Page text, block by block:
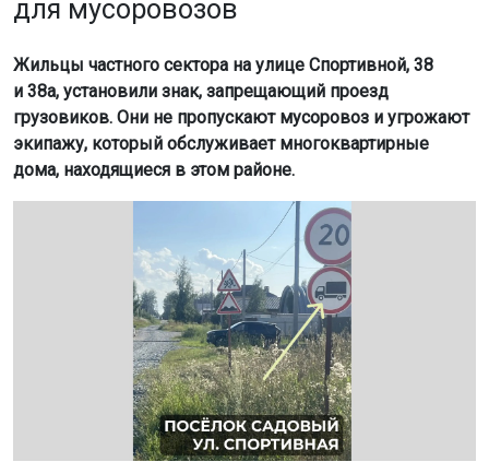
для мусоровозов
Жильцы частного сектора на улице Спортивной, 38
и 38а, установили знак, запрещающий проезд
грузовиков. Они не пропускают мусоровоз и угрожают
экипажу, который обслуживает многоквартирные
дома, находящиеся в этом районе.